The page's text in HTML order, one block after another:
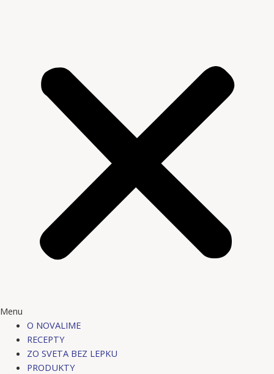
Menu
O NOVALIME
RECEPTY
ZO SVETA BEZ LEPKU
PRODUKTY